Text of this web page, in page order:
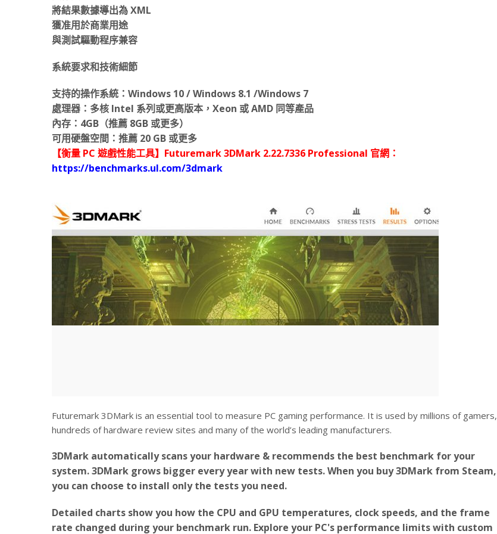
將結果數據導出為 XML
獲准用於商業用途
與測試驅動程序兼容
系統要求和技術細節
支持的操作系統：Windows 10 / Windows 8.1 /Windows 7
處理器：多核 Intel 系列或更高版本，Xeon 或 AMD 同等產品
內存：4GB（推薦 8GB 或更多）
可用硬盤空間：推薦 20 GB 或更多
【衡量 PC 遊戲性能工具】Futuremark 3DMark 2.22.7336 Professional 官網：
https://benchmarks.ul.com/3dmark
Futuremark 3DMark is an essential tool to measure PC gaming performance. It is used by millions of gamers,
hundreds of hardware review sites and many of the world’s leading manufacturers.
3DMark automatically scans your hardware & recommends the best benchmark for your
system. 3DMark grows bigger every year with new tests. When you buy 3DMark from Steam,
you can choose to install only the tests you need.
Detailed charts show you how the CPU and GPU temperatures, clock speeds, and the frame
rate changed during your benchmark run. Explore your PC's performance limits with custom